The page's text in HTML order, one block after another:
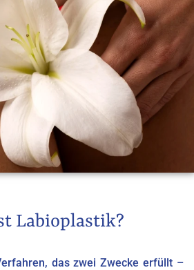
Labioplastik?
das zwei Zwecke erfüllt –